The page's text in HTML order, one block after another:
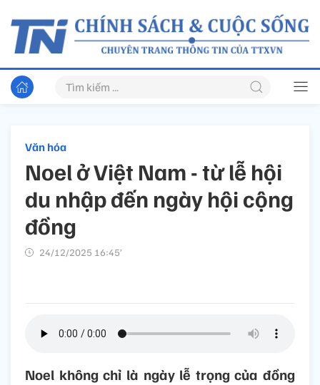
Văn hóa
Noel ở Việt Nam - từ lễ hội
du nhập đến ngày hội cộng
đồng
24/12/2025 16:45’
Noel không chỉ là ngày lễ trọng của đồng